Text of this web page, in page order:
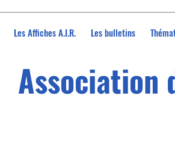
Les Affiches A.I.R. Les bulletins
Association